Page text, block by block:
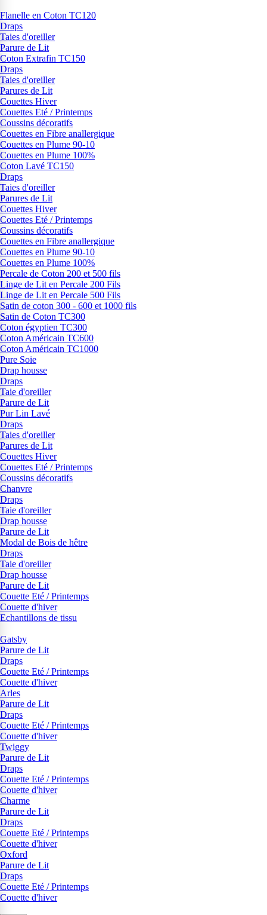
Flanelle en Coton TC120
Draps
Taies d'oreiller
Parure de Lit
Coton Extrafin TC150
Draps
Taies d'oreiller
Parures de Lit
Couettes Hiver
Couettes Eté / Printemps
Coussins décoratifs
Couettes en Fibre anallergique
Couettes en Plume 90-10
Couettes en Plume 100%
Coton Lavé TC150
Draps
Taies d'oreiller
Parures de Lit
Couettes Hiver
Couettes Eté / Printemps
Coussins décoratifs
Couettes en Fibre anallergique
Couettes en Plume 90-10
Couettes en Plume 100%
Percale de Coton 200 et 500 fils
Linge de Lit en Percale 200 Fils
Linge de Lit en Percale 500 Fils
Satin de coton 300 - 600 et 1000 fils
Satin de Coton TC300
Coton égyptien TC300
Coton Américain TC600
Coton Américain TC1000
Pure Soie
Drap housse
Draps
Taie d'oreiller
Parure de Lit
Pur Lin Lavé
Draps
Taies d'oreiller
Parures de Lit
Couettes Hiver
Couettes Eté / Printemps
Coussins décoratifs
Chanvre
Draps
Taie d'oreiller
Drap housse
Parure de Lit
Modal de Bois de hêtre
Draps
Taie d'oreiller
Drap housse
Parure de Lit
Couette Eté / Printemps
Couette d'hiver
Echantillons de tissu
Gatsby
Parure de Lit
Draps
Couette Eté / Printemps
Couette d'hiver
Arles
Parure de Lit
Draps
Couette Eté / Printemps
Couette d'hiver
Twiggy
Parure de Lit
Draps
Couette Eté / Printemps
Couette d'hiver
Charme
Parure de Lit
Draps
Couette Eté / Printemps
Couette d'hiver
Oxford
Parure de Lit
Draps
Couette Eté / Printemps
Couette d'hiver